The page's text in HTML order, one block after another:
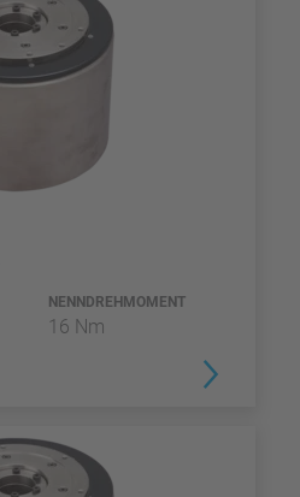
NENNDREHMOMENT
16 Nm